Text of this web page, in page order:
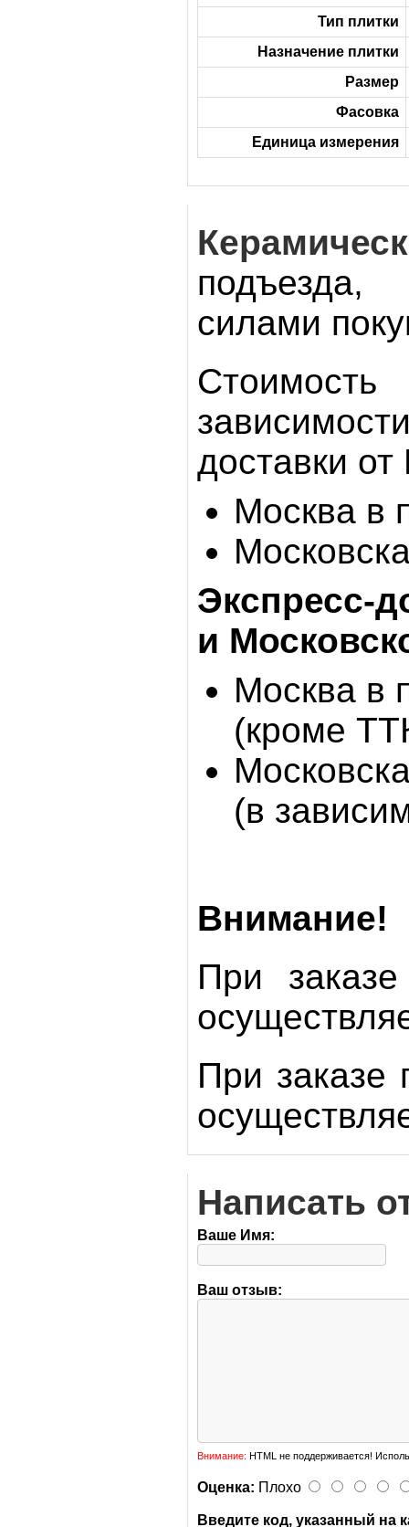
Тип плитки
Назначение плитки
Размер
Фасовка
Единица измерения
подъезда,
силами
доставки
Москва в
Экспресс-
и
Москва в
(кроме
(в
Внимание!
При
При заказе
Написать
Ваше Имя:
Ваш отзыв:
Внимание: HTML не поддерживается!
Оценка: Плохо
Введите код, указанный на